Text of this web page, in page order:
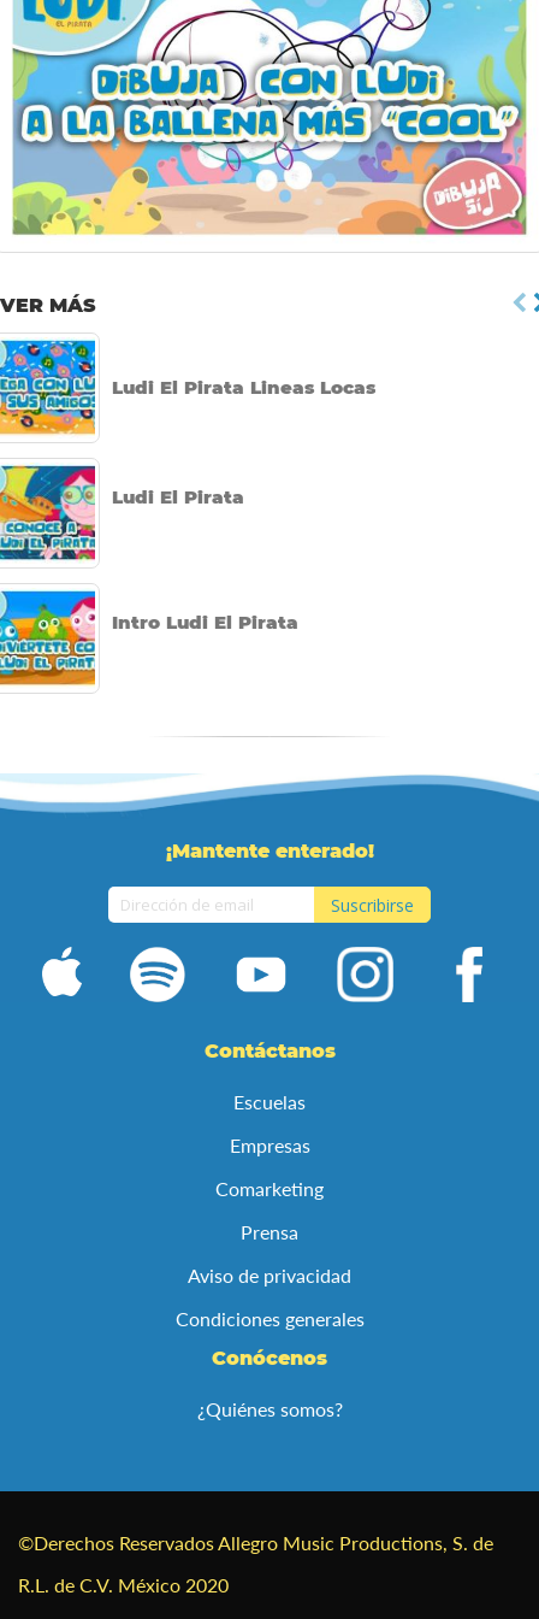
por
VER MÁS
Ludi El Pirata Lineas Locas
Ludi El Pirata
Intro Ludi El Pirata
Conócenos
¿Quiénes somos?
Contáctanos
Escuelas
Empresas
Comarketing
Prensa
Aviso de privacidad
Condiciones generales
¡Mantente enterado!
Inscríbase
nuestro
Suscribirse
©Derechos Reservados Allegro Music Productions, S. de
R.L. de C.V. México 2020